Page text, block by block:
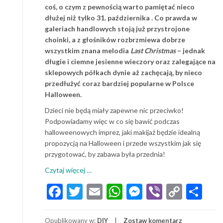
coś, o czym z pewnością warto pamiętać nieco
dłużej niż tylko 31. października . Co prawda w
galeriach handlowych stoją już przystrojone
choinki, a z głośników rozbrzmiewa dobrze
wszystkim znana melodia Last Christmas– jednak
długie i ciemne jesienne wieczory oraz zalegające na
sklepowych półkach dynie aż zachęcają, by nieco
przedłużyć coraz bardziej popularne w Polsce
Halloween.
Dzieci nie będą miały zapewne nic przeciwko!
Podpowiadamy więc w co się bawić podczas
halloweenowych imprez, jaki makijaż będzie idealną
propozycją na Halloween i przede wszystkim jak się
przygotować, by zabawa była przednia!
Czytaj więcej
zabawy
…
Facebook
Twitter
EmailWhatsApp
Messenger
Viber
Copy
Opublikowany w: DIY Zostaw komentarz